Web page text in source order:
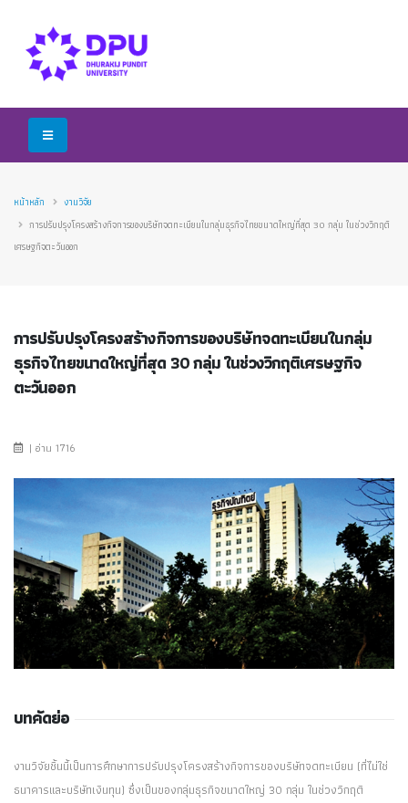
หน้าหลัก
งานวิจัย
การปรับปรุงโครงสร้างกิจการของบริษัทจดทะเบียนในกลุ่มธุรกิจไทยขนาดใหญ่ที่สุด 30 กลุ่ม ในช่วงวิกฤติ
เศรษฐกิจตะวันออก
การปรับปรุงโครงสร้างกิจการของบริษัทจดทะเบียนในกลุ่ม
ธุรกิจไทยขนาดใหญ่ที่สุด 30 กลุ่ม ในช่วงวิกฤติเศรษฐกิจ
ตะวันออก
| อ่าน 1716
บทคัดย่อ
งานวิจัยชิ้นนี้เป็นการศึกษาการปรับปรุงโครงสร้างกิจการของบริษัทจดทะเบียน (ที่ไม่ใช่
ธนาคารและบริษัทเงินทุน) ซึ่งเป็นของกลุ่มธุรกิจขนาดใหญ่ 30 กลุ่ม ในช่วงวิกฤติ